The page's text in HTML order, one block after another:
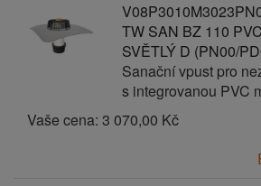
TW SAN BZ 110
SVĚTLÝ D (PN00/
Sanační vpust pro
s integrovanou PVC
Vaše cena: 3 070,00 Kč